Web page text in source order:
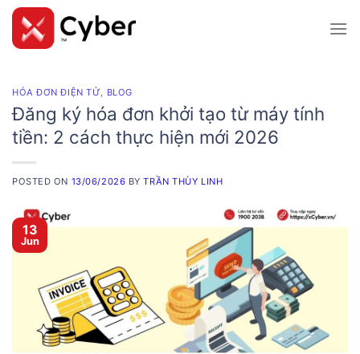
Skip
content
HÓA ĐƠN ĐIỆN TỬ, BLOG
Đăng ký hóa đơn khởi tạo từ máy tính
tiền: 2 cách thực hiện mới 2026
POSTED ON 13/06/2026 BYTRẦN THÙY LINH
13
Jun